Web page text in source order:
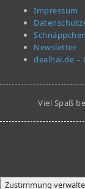
Impressum
Newsletter
dealhai.de –
Viel Spaß
Zustimmung